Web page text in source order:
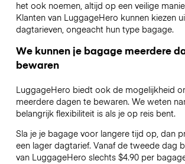
het ook noemen, altijd op een veilige
Klanten van LuggageHero kunnen kiezen
dagtarieven, ongeacht hun type bagage.
We kunnen je bagage meerdere
bewaren
LuggageHero biedt ook de mogelijkheid
meerdere dagen te bewaren. We weten
belangrijk flexibiliteit is als je op reis bent.
Sla je je bagage voor langere tijd op, dan
een lager dagtarief. Vanaf de tweede dag
van LuggageHero slechts $4.90 per